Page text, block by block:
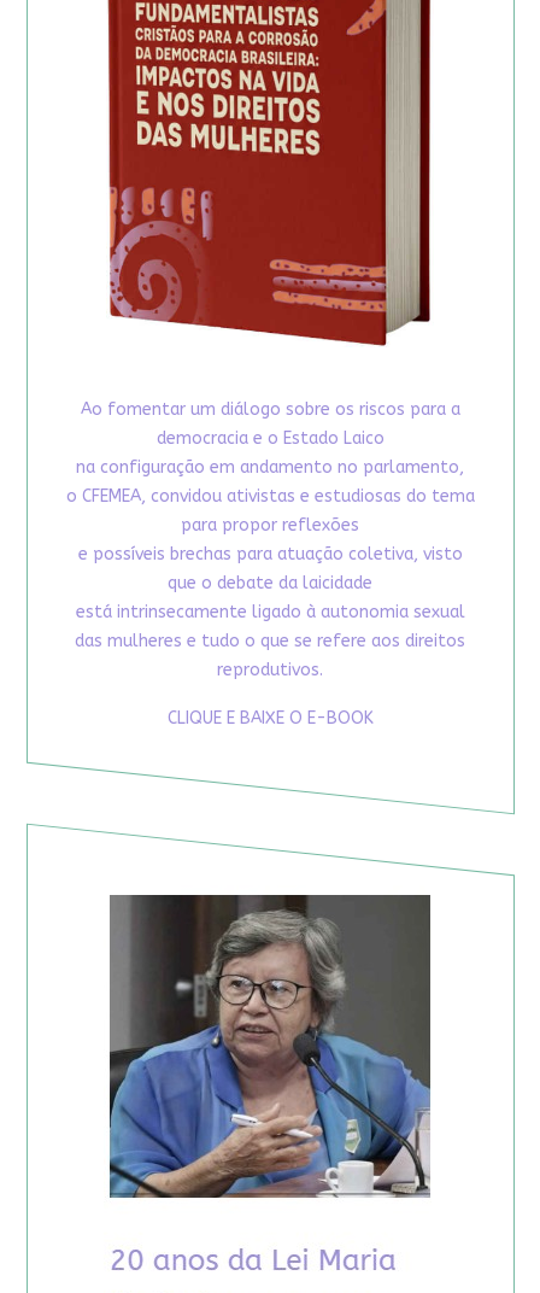
Ao fomentar um diálogo sobre os riscos para a
democracia e o Estado Laico
na configuração em andamento no parlamento,
o CFEMEA, convidou ativistas e estudiosas do tema
para propor reflexões
e possíveis brechas para atuação coletiva, visto
que o debate da laicidade
está intrinsecamente ligado à autonomia sexual
das mulheres e tudo o que se refere aos direitos
reprodutivos.
CLIQUE E BAIXE O E-BOOK